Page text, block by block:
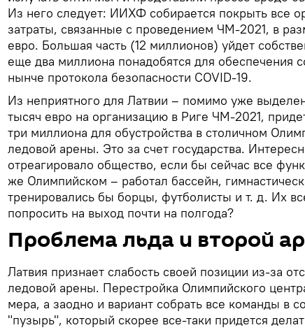
Из него следует: ИИХФ собирается покрыть все
затраты, связанные с проведением ЧМ-2021, в
евро. Большая часть (12 миллионов) уйдет
еще два миллиона понадобятся для обеспечения
нынче протокола безопасности COVID-19.
Из неприятного для Латвии – помимо уже
тысяч евро на организацию в Риге ЧМ-2021,
три миллиона для обустройства в столичном
ледовой арены. Это за счет государства.
отреагировало общество, если бы сейчас все
же Олимпийском – работал бассейн,
тренировались бы борцы, футболисты и т. д. Их
попросить на выход почти на полгода?
Проблема льда и второй
Латвия признает слабость своей позиции из-за
ледовой арены. Перестройка Олимпийского
мера, а заодно и вариант собрать все команды в
"пузырь", который скорее все-таки придется